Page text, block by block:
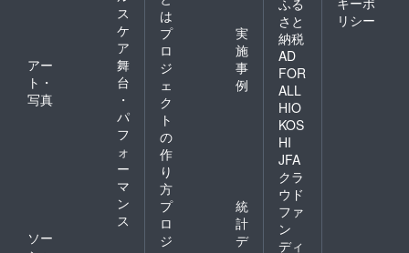
ス
ケ
ア
アー
ト・
写真
舞
台
・
パ
フ
ォ
ー
マ
ン
ス
ソー
は
プ
ロ
ジ
ェ
ク
ト
の
作
り
方
実
施
事
例
プ
ロ
ジ
統
計
デ
さと
納税
AD
FOR
ALL
HIO
KOS
HI
JFA
クラ
ウド
ファ
ン
ディ
リシー